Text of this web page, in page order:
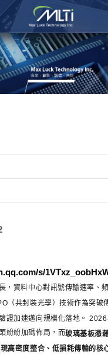
s/
，資料中心對訊號傳輸速率、
（共封裝光學）技術作為突破
證加速邁向規模化落地。
紛紛加碼佈局，而玻璃基板憑
高密度整合、低損耗傳輸的核